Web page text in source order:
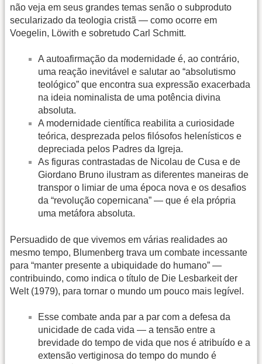
não veja em seus grandes temas senão o subproduto
secularizado da teologia cristã — como ocorre em
Voegelin, Löwith e sobretudo Carl Schmitt.
A autoafirmação da modernidade é, ao contrário,
uma reação inevitável e salutar ao “absolutismo
teológico” que encontra sua expressão exacerbada
na ideia nominalista de uma potência divina
absoluta.
A modernidade científica reabilita a curiosidade
teórica, desprezada pelos filósofos helenísticos e
depreciada pelos Padres da Igreja.
As figuras contrastadas de Nicolau de Cusa e de
Giordano Bruno ilustram as diferentes maneiras de
transpor o limiar de uma época nova e os desafios
da “revolução copernicana” — que é ela própria
uma metáfora absoluta.
Persuadido de que vivemos em várias realidades ao
mesmo tempo, Blumenberg trava um combate incessante
para “manter presente a ubiquidade do humano” —
contribuindo, como indica o título de Die Lesbarkeit der
Welt (1979), para tornar o mundo um pouco mais legível.
Esse combate anda par a par com a defesa da
unicidade de cada vida — a tensão entre a
brevidade do tempo de vida que nos é atribuído e a
extensão vertiginosa do tempo do mundo é